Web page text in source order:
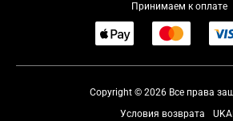
Принимаем к оплате
Copyright © 2026 Все права
Условия возврата